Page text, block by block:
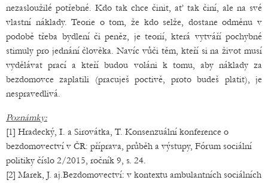
nezasloužilé potřebné. Kdo tak chce činit, ať tak činí, ale na své
vlastní náklady. Teorie o tom, že kdo selže, dostane odměnu v
podobě třeba bydlení či peněz, je teorií, která vytváří pochybné
stimuly pro jednání člověka. Navíc vůči těm, kteří si na život musí
vydělávat prací a kteří budou voláni k tomu, aby náklady za
bezdomovce zaplatili (pracuješ poctivě, proto budeš platit), je
nespravedlivá.
Poznámky:
[1] Hradecký, I. a Sirovátka, T. Konsenzuální konference o
bezdomovectví v ČR: příprava, průběh a výstupy, Fórum sociální
politiky číslo 2/2015, ročník 9, s. 24.
[2] Marek, J. aj.Bezdomovectví: v kontextu ambulantních sociálních